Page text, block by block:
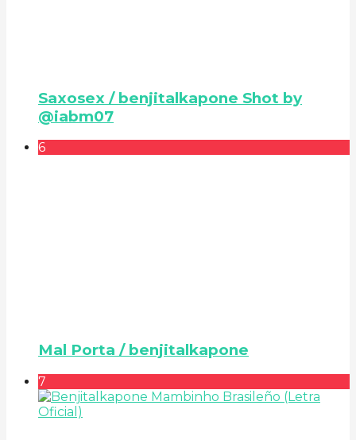
Saxosex / benjitalkapone Shot by
@iabm07
6
Mal Porta / benjitalkapone
7